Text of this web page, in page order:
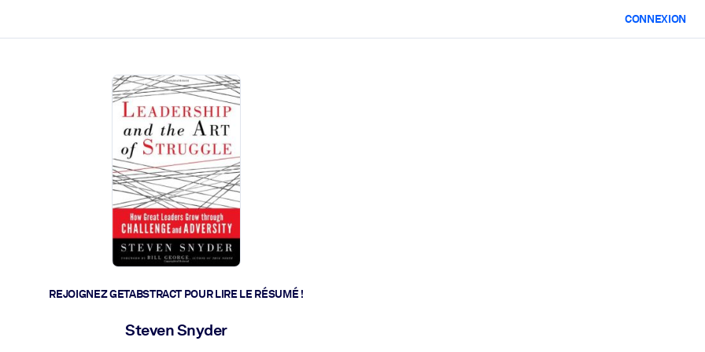
CONNEXION
REJOIGNEZ GETABSTRACT POUR LIRE LE RÉSUMÉ !
Steven Snyder